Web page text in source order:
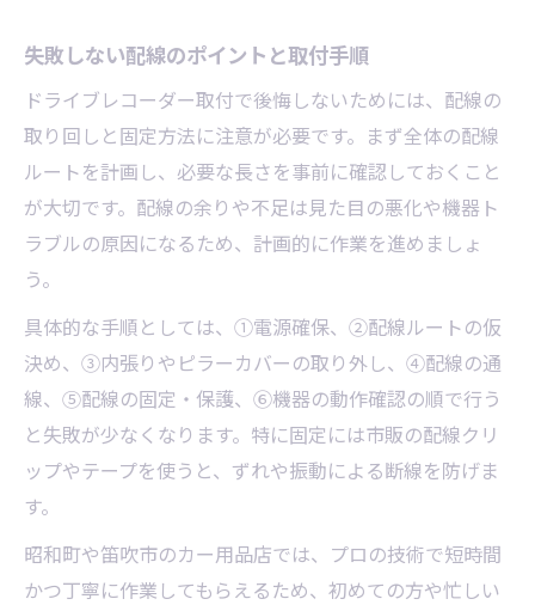
地元で安心できる取付サービスの特徴
忙しい方にも便利な取付依頼のポイント
失敗しない配線のポイントと取付手順
ドライブレコーダー取付で後悔しないためには、配線の
取り回しと固定方法に注意が必要です。まず全体の配線
ルートを計画し、必要な長さを事前に確認しておくこと
が大切です。配線の余りや不足は見た目の悪化や機器ト
ラブルの原因になるため、計画的に作業を進めましょ
う。
具体的な手順としては、①電源確保、②配線ルートの仮
決め、③内張りやピラーカバーの取り外し、④配線の通
線、⑤配線の固定・保護、⑥機器の動作確認の順で行う
と失敗が少なくなります。特に固定には市販の配線クリ
ップやテープを使うと、ずれや振動による断線を防げま
す。
昭和町や笛吹市のカー用品店では、プロの技術で短時間
かつ丁寧に作業してもらえるため、初めての方や忙しい